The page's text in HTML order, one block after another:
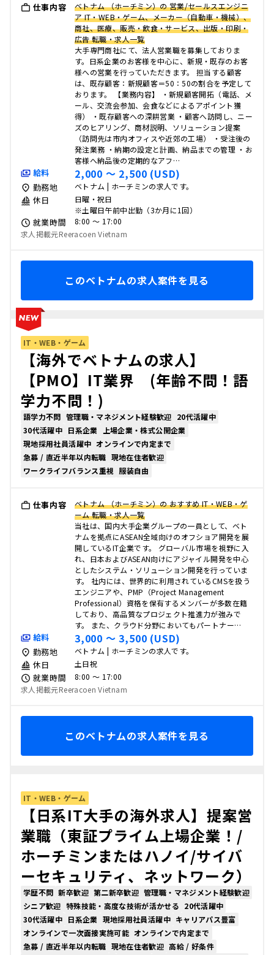
仕事内容
ベトナム （ホーチミン）の 営業/セールスエンジニ
ア IT・WEB・ゲーム、メーカー（自動車・機械）、
商社、医療、販売・飲食・サービス、出版・印刷・
広告 転職・求人一覧
大手専門商社にて、法人営業職を募集しておりま
す。日系企業のお客様を中心に、新規・既存のお客
様への営業を行っていただきます。 担当する顧客
は、既存顧客：新規顧客＝50：50の割合を予定して
おります。 【業務内容】 ・新規顧客開拓（電話、メ
ール、交流会参加、会食などによるアポイント獲
得） ・既存顧客への深耕営業 ・顧客へ訪問し、ニー
ズのヒアリング、商材説明、ソリューション提案
（訪問先は市内オフィスや近郊の工場） ・受注後の
発注業務 ・納期の設定と計画、納品までの管理 ・お
客様へ納品後の定期的なアフ…
給料 2,000 〜 2,500 (USD)
勤務地 ベトナム | ホーチミンの求人です。
休日
日曜・祝日
※土曜日午前中出勤（3か月に1回）
就業時間
8:00 〜 17:00
求人掲載元Reeracoen Vietnam
このベトナムの求人案件を見る
IT・WEB・ゲーム
【海外でベトナムの求人】
【PMO】IT業界 (年齢不問！語
学力不問！)
語学力不問 管理職・マネジメント経験歓迎 20代活躍中
30代活躍中 日系企業
上場企業・株式公開企業
現地採用社員活躍中 オンラインで内定まで
急募 / 直近半年以内転職 現地在住者歓迎
ワークライフバランス重視 服装自由
仕事内容
ベトナム （ホーチミン）の おすすめ IT・WEB・ゲ
ーム 転職・求人一覧
当社は、国内大手企業グループの一員として、ベト
ナムを拠点にASEAN全域向けのオフショア開発を展
開しているIT企業です。 グローバル市場を視野に入
れ、日本およびASEAN向けにアジャイル開発を中心
としたシステム・ソリューション開発を行っていま
す。 社内には、世界的に利用されているCMSを扱う
エンジニアや、PMP（Project Management
Professional）資格を保有するメンバーが多数在籍
しており、高品質なプロジェクト推進力が強みで
す。 また、クラウド分野においてもパートナー…
給料 3,000 〜 3,500 (USD)
勤務地 ベトナム | ホーチミンの求人です。
休日 土日祝
就業時間
8:00 〜 17:00
求人掲載元Reeracoen Vietnam
このベトナムの求人案件を見る
IT・WEB・ゲーム
【日系IT大手の海外求人】提案営
業職（東証プライム上場企業！/
ホーチミンまたはハノイ/サイバ
ーセキュリティ、ネットワーク）
学歴不問 新卒歓迎 第二新卒歓迎 管理職・マネジメント経験歓迎
シニア歓迎 特殊技能・高度な技術が活かせる 20代活躍中
30代活躍中 日系企業 現地採用社員活躍中 キャリアパス豊富
オンラインで一次面接実施可能 オンラインで内定まで
急募 / 直近半年以内転職 現地在住者歓迎 高給 / 好条件